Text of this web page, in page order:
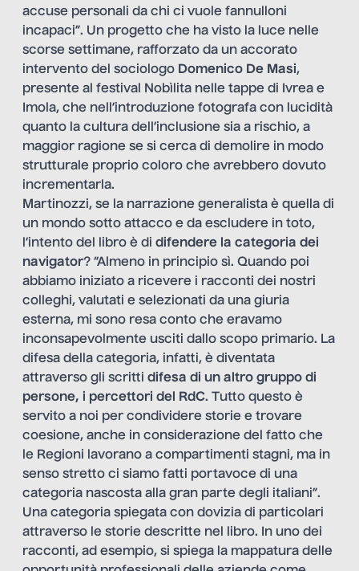
accuse personali da chi ci vuole fannulloni
incapaci”. Un progetto che ha visto la luce nelle
scorse settimane, rafforzato da un accorato
intervento del sociologo Domenico De Masi,
presente al festival Nobìlita nelle tappe di Ivrea e
Imola, che nell’introduzione fotografa con lucidità
quanto la cultura dell’inclusione sia a rischio, a
maggior ragione se si cerca di demolire in modo
strutturale proprio coloro che avrebbero dovuto
incrementarla.
Martinozzi, se la narrazione generalista è quella di
un mondo sotto attacco e da escludere in toto,
l’intento del libro è di difendere la categoria dei
navigator? “Almeno in principio sì. Quando poi
abbiamo iniziato a ricevere i racconti dei nostri
colleghi, valutati e selezionati da una giuria
esterna, mi sono resa conto che eravamo
inconsapevolmente usciti dallo scopo primario. La
difesa della categoria, infatti, è diventata
attraverso gli scritti difesa di un altro gruppo di
persone, i percettori del RdC. Tutto questo è
servito a noi per condividere storie e trovare
coesione, anche in considerazione del fatto che
le Regioni lavorano a compartimenti stagni, ma in
senso stretto ci siamo fatti portavoce di una
categoria nascosta alla gran parte degli italiani”.
Una categoria spiegata con dovizia di particolari
attraverso le storie descritte nel libro. In uno dei
racconti, ad esempio, si spiega la mappatura delle